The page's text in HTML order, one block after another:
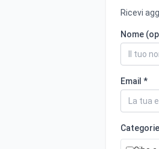
Ricevi
Nome
Email *